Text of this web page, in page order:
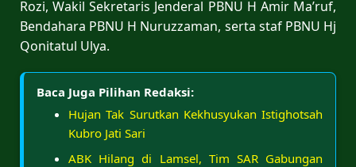
Rozi, Wakil Sekretaris Jenderal PBNU H Amir Ma’ruf,
Bendahara PBNU H Nuruzzaman, serta staf PBNU Hj
Qonitatul Ulya.
Baca Juga Pilihan Redaksi:
Hujan Tak Surutkan Kekhusyukan Istighotsah
Kubro Jati Sari
ABK Hilang di Lamsel, Tim SAR Gabungan